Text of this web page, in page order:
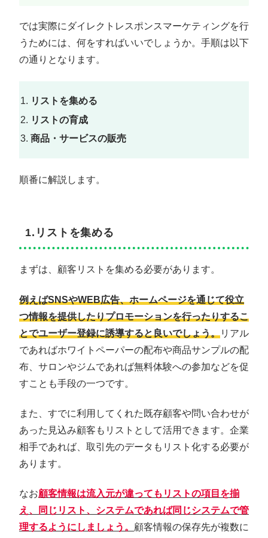
では実際にダイレクトレスポンスマーケティングを行
うためには、何をすればいいでしょうか。手順は以下
の通りとなります。
リストを集める
リストの育成
商品・サービスの販売
順番に解説します。
1.リストを集める
まずは、顧客リストを集める必要があります。
例えばSNSやWEB広告、ホームページを通じて役立
つ情報を提供したりプロモーションを行ったりするこ
とでユーザー登録に誘導すると良いでしょう。リアル
であればホワイトペーパーの配布や商品サンプルの配
布、サロンやジムであれば無料体験への参加などを促
すことも手段の一つです。
また、すでに利用してくれた既存顧客や問い合わせが
あった見込み顧客もリストとして活用できます。企業
相手であれば、取引先のデータもリスト化する必要が
あります。
なお顧客情報は流入元が違ってもリストの項目を揃
え、同じリスト、システムであれば同じシステムで管
理するようにしましょう。 顧客情報の保存先が複数に